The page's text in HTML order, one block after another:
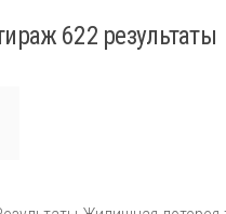
622 результаты